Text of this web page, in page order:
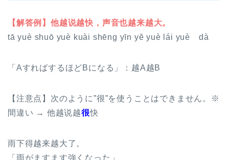
【解答例】他越说越快，声音也越来越大。
tā yuè shuō yuè kuài shēng yīn yĕ yuè lái yuè dà
「AすればするほどBになる」：越A越B
【注意点】次のように”很”を使うことはできません。※
間違い → 他越说越很快
雨下得越来越大了。
「雨がますます強くなった」